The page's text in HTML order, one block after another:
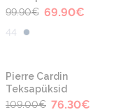
99.90€ 69.90€
44
-30%
Pierre Cardin
Teksapüksid
109.00€ 76.30€